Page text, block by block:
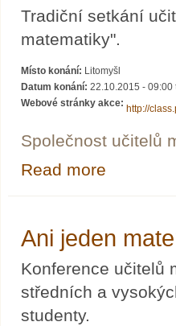
Tradiční setkání
matematiky".
Místo konání: Litomyšl
Datum konání: 22.10.2015 - 09:00
Webové stránky akce:
http://
Společnost učitelů
Read more
Ani jeden
Konference učitelů
středních a
studenty.